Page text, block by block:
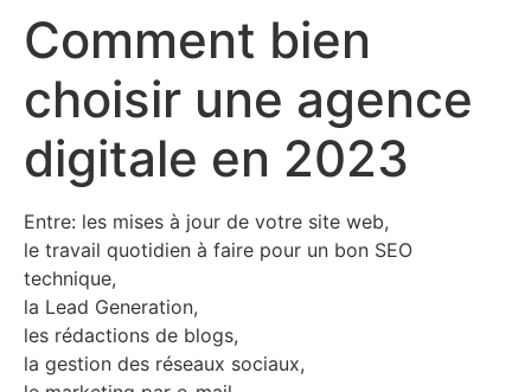
Comment bien
choisir une agence
digitale en 2023
Entre: les mises à jour de votre site web,
le travail quotidien à faire pour un bon SEO
technique,
la Lead Generation,
les rédactions de blogs,
la gestion des réseaux sociaux,